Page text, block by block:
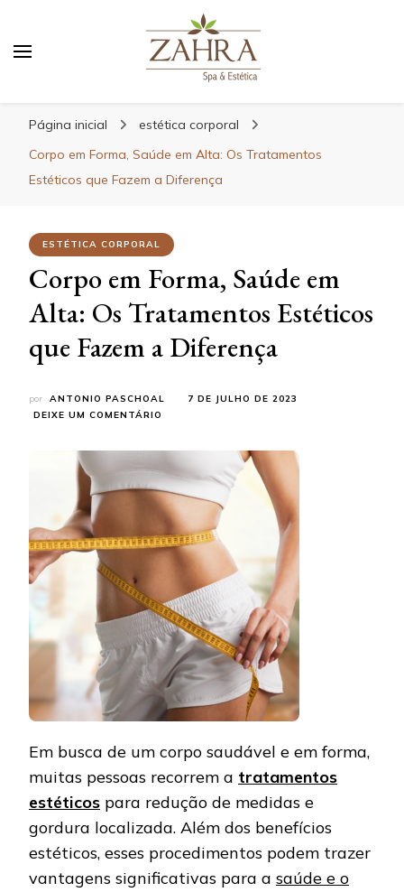
e relaxamento
Página inicial
estética corporal
Corpo em Forma, Saúde em Alta: Os Tratamentos
Estéticos que Fazem a Diferença
ESTÉTICA CORPORAL
Corpo em Forma, Saúde em
Alta: Os Tratamentos Estéticos
que Fazem a Diferença
por ANTONIO PASCHOAL
7 DE JULHO DE 2023
DEIXE UM COMENTÁRIO
SAÚDE
EM
ALTA:
TRATAMENTOS
ESTÉTICOS
FAZEM
A
DIFERENÇA
Em busca de um corpo saudável e em forma,
muitas pessoas recorrem a tratamentos
estéticos para redução de medidas e
gordura localizada. Além dos benefícios
estéticos, esses procedimentos podem trazer
vantagens significativas para a saúde e o